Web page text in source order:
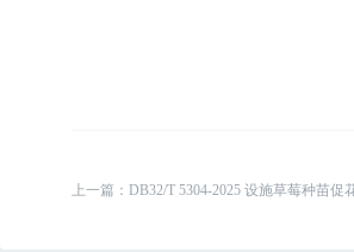
上一篇： DB32/T 5304-2025 设施草莓种苗促